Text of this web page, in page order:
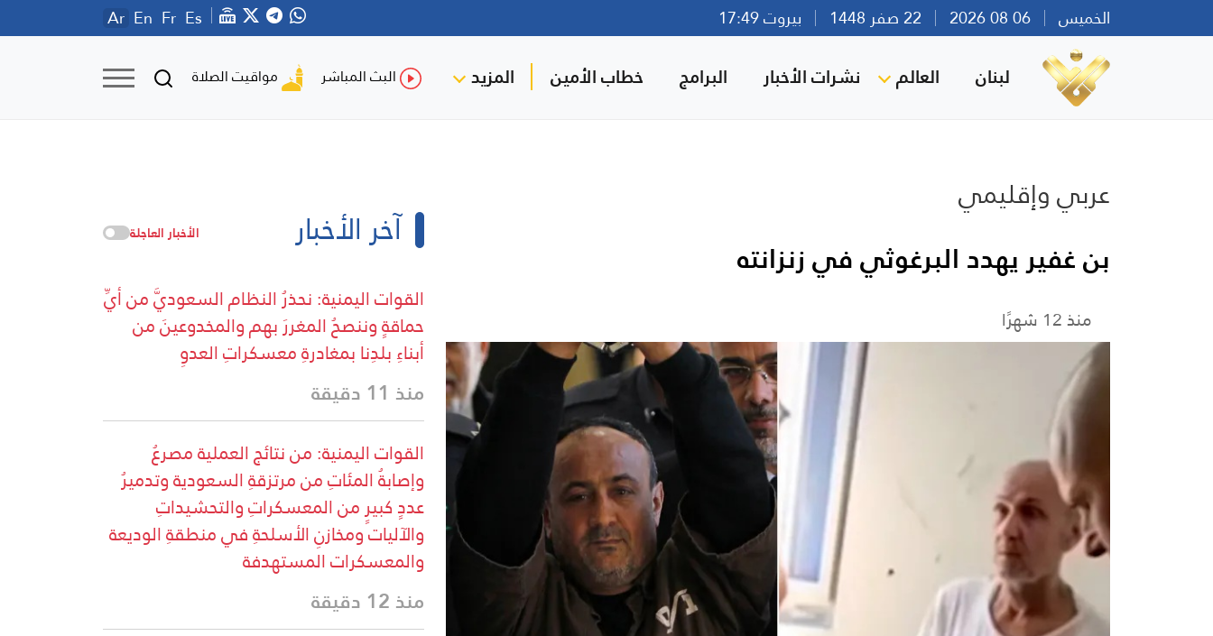
الخميس بيروت 17:49 Ar En Fr Es
لبنان العالم نشرات الأخبار البرامج خطاب الأمين المزيد البث المباشر مواقيت الصلاة
عربي وإقليمي
بن غفير يهدد البرغوثي في زنزانته
منذ 12 شهرًا
آخر الأخبار الأخبار العاجلة
القوات اليمنية: نحذرُ النظام السعوديَّ من أيِّ
حماقةٍ وننصحُ المغررَ بهم والمخدوعينَ من
أبناءِ بلدِنا بمغادرةِ معسكراتِ العدوِ
منذ 11 دقيقة
القوات اليمنية: من نتائج العملية مصرعُ
وإصابةُ المئاتِ من مرتزقةِ السعودية وتدميرُ
عددٍ كبيرٍ من المعسكراتِ والتحشيداتِ
والآليات ومخازنِ الأسلحةِ في منطقةِ الوديعة
والمعسكرات المستهدفة
منذ 12 دقيقة